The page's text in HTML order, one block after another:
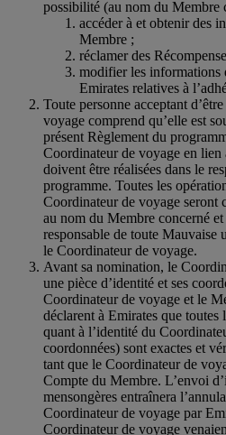
possibilité (au nom du Membre
accéder à et obtenir des
Membre ;
réclamer des
modifier les informations
Emirates relatives à
Toute personne acceptant
voyage comprend qu’elle est
présent Règlement du
Coordinateur de voyage en
doivent être réalisées dans le
programme. Toutes les
Coordinateur de voyage seront
au nom du Membre concerné
responsable de toute Mauvaise
le Coordinateur de voyage.
Avant sa nomination, le
une pièce d’identité et ses
Coordinateur de voyage et le
déclarent à Emirates que
quant à l’identité du
coordonnées) sont exactes et
tant que le Coordinateur de
Compte du Membre. L’envoi
mensongères entraînera
Coordinateur de voyage par
Coordinateur de voyage